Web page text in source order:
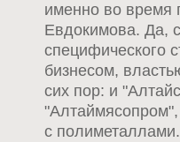
именно во время
Евдокимова. Да,
специфического
бизнесом,
сих пор: и
с